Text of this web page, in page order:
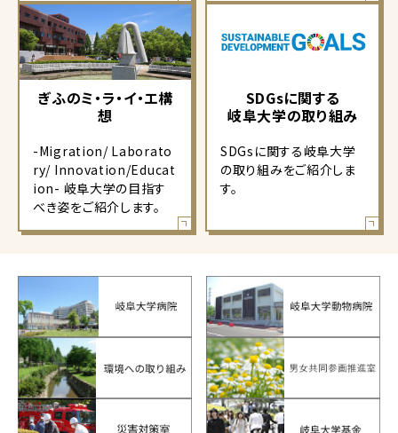
ぎふのミ・ラ・イ・エ構
想
-Migration/ Laborato
ry/ Innovation/Educat
ion- 岐阜大学の目指す
べき姿をご紹介します。
SDGsに関する
岐阜大学の取り組み
SDGsに関する岐阜大学
の取り組みをご紹介しま
す。